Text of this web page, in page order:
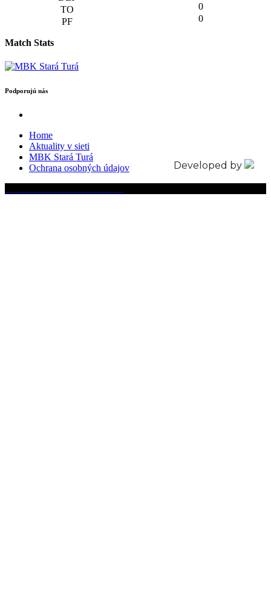
0
0
Match Stats
Podporujú nás
Home
Aktuality v sieti
MBK Stará Turá
Ochrana osobných údajov
Developed by